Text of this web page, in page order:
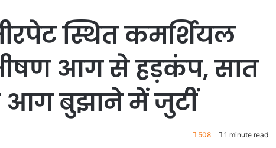
स्थित कमर्शियल
आग से हड़कंप, सात
आग बुझाने में जुटीं
508 1 minute read